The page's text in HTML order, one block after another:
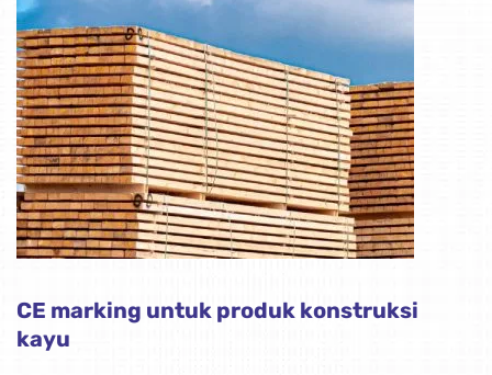
CE marking untuk produk konstruksi
kayu